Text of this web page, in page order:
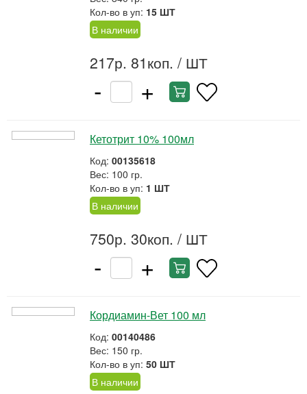
Кол-во в уп: 15 ШТ
В наличии
217р. 81коп. / ШТ
- +
Кетотрит 10% 100мл
Код: 00135618
Вес: 100 гр.
Кол-во в уп: 1 ШТ
В наличии
750р. 30коп. / ШТ
- +
Кордиамин-Вет 100 мл
Код: 00140486
Вес: 150 гр.
Кол-во в уп: 50 ШТ
В наличии